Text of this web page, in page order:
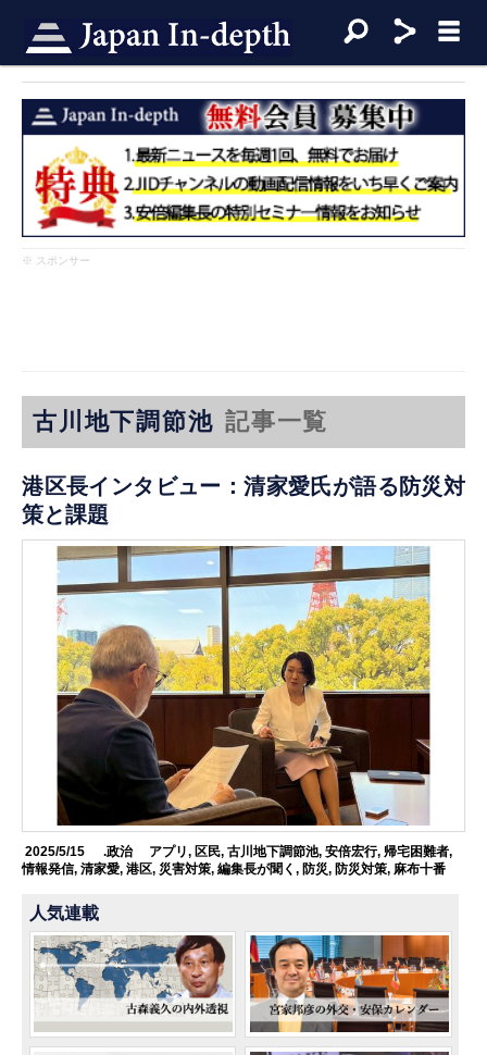
※ スポンサー
古川地下調節池 記事一覧
港区長インタビュー：清家愛氏が語る防災対
策と課題
2025/5/15 .政治 アプリ, 区民, 古川地下調節池, 安倍宏行, 帰宅困難者,
情報発信,清家愛,港区, 災害対策,編集長が聞く, 防災, 防災対策, 麻布十番
人気連載